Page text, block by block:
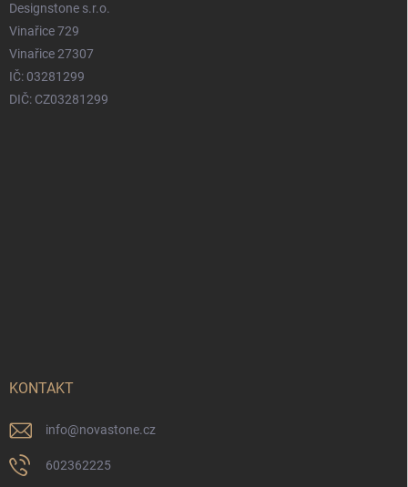
Designstone s.r.o.
Vinařice 729
Vinařice 27307
IČ: 03281299
DIČ: CZ03281299
KONTAKT
info@novastone.cz
602362225